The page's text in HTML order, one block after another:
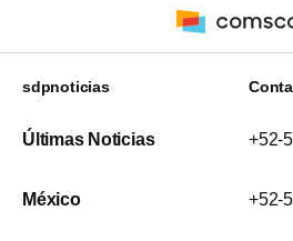
sdpnoticias
Últimas Noticias
México
+52-
+52-